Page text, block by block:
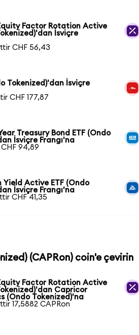
Factor Rotation Active
İsviçre
CHF 56,43
Tokenized)'dan İsviçre
CHF 177,87
Treasury Bond ETF (Ondo
İsviçre Frangı'na
94,89
Yield Active ETF (Ondo
İsviçre Frangı'na
CHF 41,35
(CAPRon) coin'e çevirin
Factor Rotation Active
Capricor
(Ondo Tokenized)'na
17,5882 CAPRon